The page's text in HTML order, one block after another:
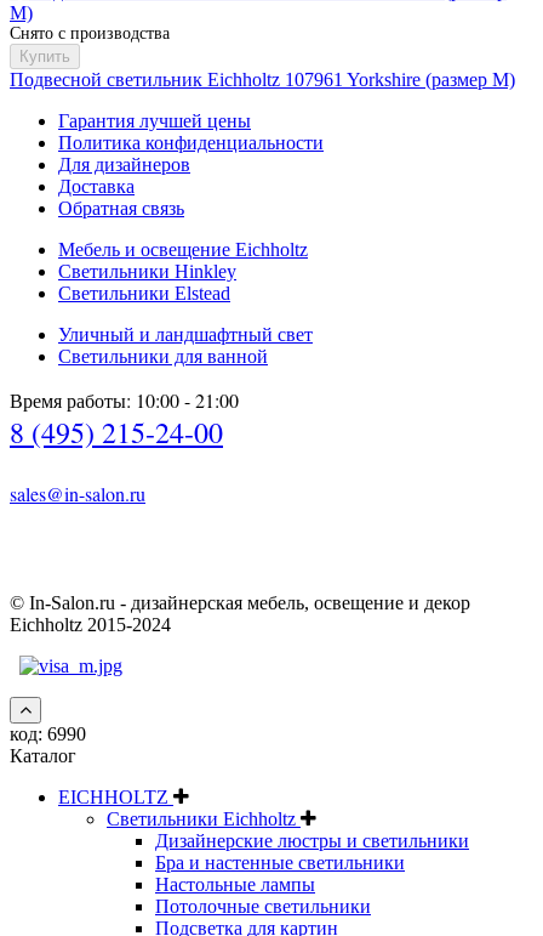
Снято с производства
Купить
Подвесной светильник Eichholtz 107961 Yorkshire (размер M)
Гарантия лучшей цены
Политика конфиденциальности
Для дизайнеров
Доставка
Обратная связь
Мебель и освещение Eichholtz
Светильники Hinkley
Светильники Elstead
Уличный и ландшафтный свет
Светильники для ванной
Время работы: 10:00 - 21:00
8 (495) 215-24-00
sales@in-salon.ru
© In-Salon.ru - дизайнерская мебель, освещение и декор
Eichholtz 2015-2024
код: 6990
Каталог
EICHHOLTZ
Светильники Eichholtz
Дизайнерские люстры и светильники
Бра и настенные светильники
Настольные лампы
Потолочные светильники
Подсветка для картин